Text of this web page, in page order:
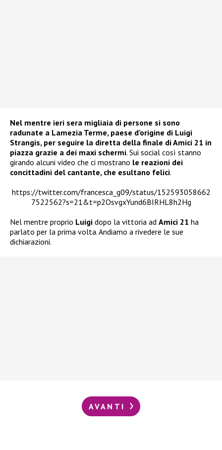
Nel mentre ieri sera migliaia di persone si sono
radunate a Lamezia Terme, paese d’origine di Luigi
Strangis, per seguire la diretta della finale di Amici 21 in
piazza grazie a dei maxi schermi. Sui social così stanno
girando alcuni video che ci mostrano le reazioni dei
concittadini del cantante, che esultano felici.
https://twitter.com/francesca_g09/status/152593058662
7522562?s=21&t=p2OsvgxYund6BIRHL8h2Hg
Nel mentre proprio Luigi dopo la vittoria ad Amici 21 ha
parlato per la prima volta. Andiamo a rivedere le sue
dichiarazioni.
AVANTI